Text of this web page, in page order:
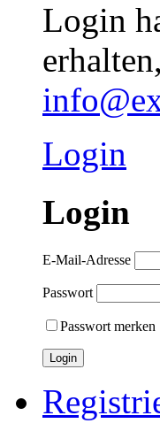
Login
Login
Login
E-Mail-Adresse
Passwort
Passwort merken
Login